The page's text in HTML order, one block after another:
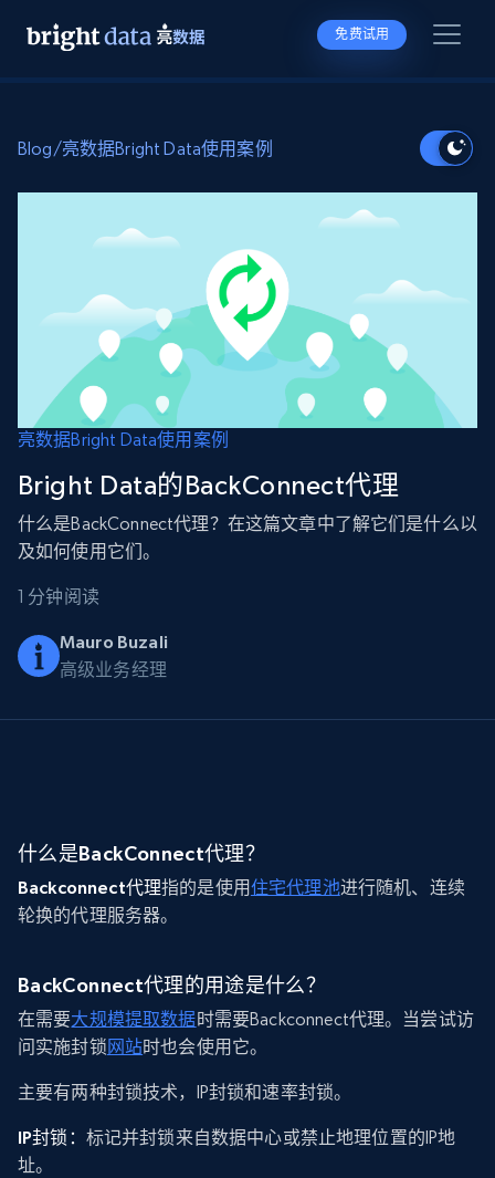
免费试用
Blog/亮数据Bright Data使用案例
亮数据Bright Data使用案例
Bright Data的BackConnect代理
什么是BackConnect代理？在这篇文章中了解它们是什么以
及如何使用它们。
1 分钟阅读
Mauro Buzali
高级业务经理
什么是BackConnect代理？
Backconnect代理指的是使用住宅代理池进行随机、连续
轮换的代理服务器。
BackConnect代理的用途是什么？
在需要大规模提取数据时需要Backconnect代理。当尝试访
问实施封锁网站时也会使用它。
主要有两种封锁技术，IP封锁和速率封锁。
IP封锁： 标记并封锁来自数据中心或禁止地理位置的IP地
址。